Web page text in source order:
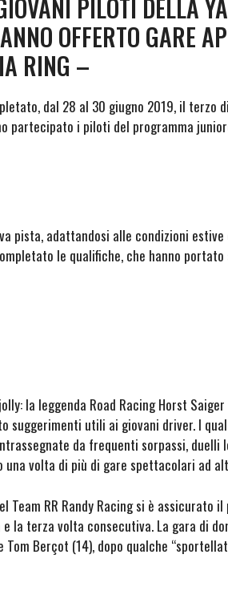
PILOTI DELLA
OFFERTO GARE
RING –
dal 28 al 30 giugno 2019, il terzo
partecipato i piloti del programma
pista, adattandosi alle condizioni
le qualifiche, che hanno
la leggenda Road Racing Horst
suggerimenti utili ai giovani driver. I
da frequenti sorpassi, duelli
volta di più di gare spettacolari ad
Team RR Randy Racing si è assicurato
la terza volta consecutiva. La gara di
Berçot (14), dopo qualche